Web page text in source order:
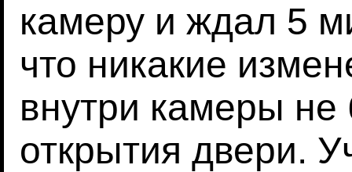
камеру и ждал 5
что никакие
внутри камеры не
открытия двери.